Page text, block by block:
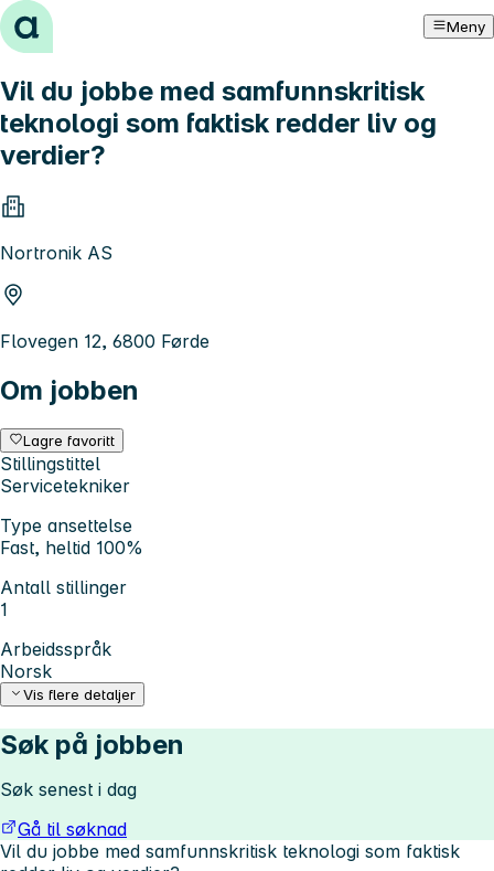
Hopp til innhold Meny
Vil du jobbe med samfunnskritisk
teknologi som faktisk redder liv og
verdier?
Nortronik AS
Flovegen 12, 6800 Førde
Om jobben
Lagre favoritt
Stillingstittel
Servicetekniker
Type ansettelse
Fast, heltid 100%
Antall stillinger
1
Arbeidsspråk
Norsk
Vis flere detaljer
Søk på jobben
Søk senest i dag
Gå til søknad
Vil du jobbe med samfunnskritisk teknologi som faktisk